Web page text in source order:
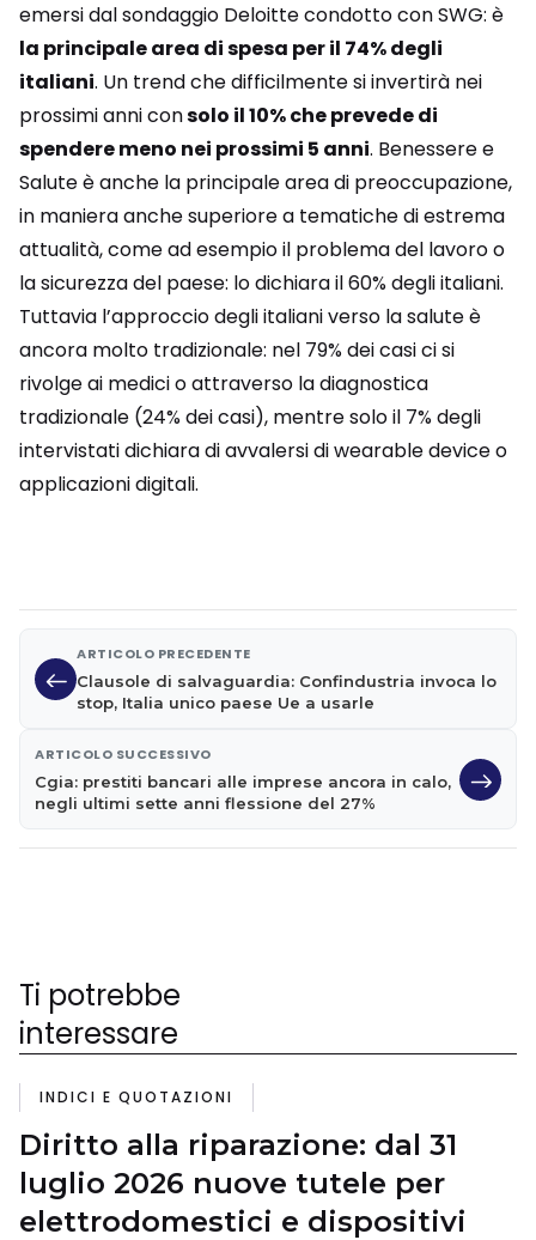
emersi dal sondaggio Deloitte condotto con SWG: è
la principale area di spesa per il 74% degli
italiani. Un trend che difficilmente si invertirà nei
prossimi anni consolo il 10% che prevede di
spendere meno nei prossimi 5 anni. Benessere e
Salute è anche la principale area di preoccupazione,
in maniera anche superiore a tematiche di estrema
attualità, come ad esempio il problema del lavoro o
la sicurezza del paese: lo dichiara il 60% degli italiani.
Tuttavia l’approccio degli italiani verso la salute è
ancora molto tradizionale: nel 79% dei casi ci si
rivolge ai medici o attraverso la diagnostica
tradizionale (24% dei casi), mentre solo il 7% degli
intervistati dichiara di avvalersi di wearable device o
applicazioni digitali.
ARTICOLO PRECEDENTE
Clausole di salvaguardia: Confindustria invoca lo
stop, Italia unico paese Ue a usarle
ARTICOLO SUCCESSIVO
Cgia: prestiti bancari alle imprese ancora in calo,
negli ultimi sette anni flessione del 27%
Ti potrebbe
interessare
INDICI E QUOTAZIONI
Diritto alla riparazione: dal 31
luglio 2026 nuove tutele per
elettrodomestici e dispositivi